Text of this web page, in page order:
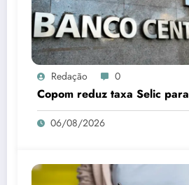
Redação 0
Copom reduz taxa Selic
06/08/2026